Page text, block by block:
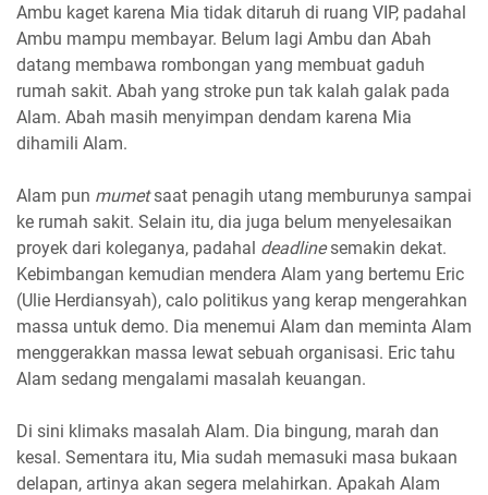
Ambu kaget karena Mia tidak ditaruh di ruang VIP, padahal
Ambu mampu membayar. Belum lagi Ambu dan Abah
datang membawa rombongan yang membuat gaduh
rumah sakit. Abah yang stroke pun tak kalah galak pada
Alam. Abah masih menyimpan dendam karena Mia
dihamili Alam.
Alam pun mumetsaat penagih utang memburunya sampai
ke rumah sakit. Selain itu, dia juga belum menyelesaikan
proyek dari koleganya, padahal deadlinesemakin dekat.
Kebimbangan kemudian mendera Alam yang bertemu Eric
(Ulie Herdiansyah), calo politikus yang kerap mengerahkan
massa untuk demo. Dia menemui Alam dan meminta Alam
menggerakkan massa lewat sebuah organisasi. Eric tahu
Alam sedang mengalami masalah keuangan.
Di sini klimaks masalah Alam. Dia bingung, marah dan
kesal. Sementara itu, Mia sudah memasuki masa bukaan
delapan, artinya akan segera melahirkan. Apakah Alam